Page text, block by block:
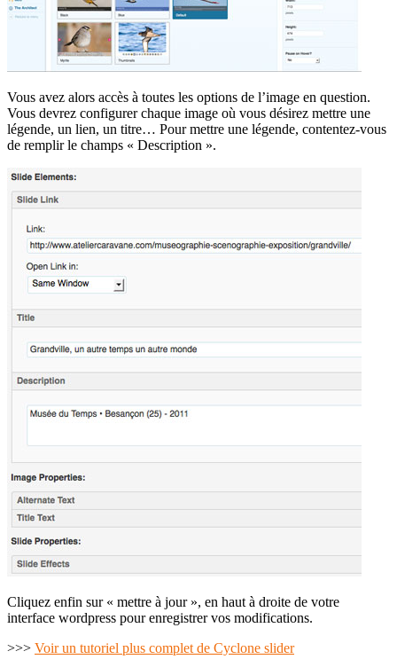
Vous avez alors accès à toutes les options de l’image en question.
Vous devrez configurer chaque image où vous désirez mettre une
légende, un lien, un titre… Pour mettre une légende, contentez-vous
de remplir le champs « Description ».
Cliquez enfin sur « mettre à jour », en haut à droite de votre
interface wordpress pour enregistrer vos modifications.
>>> Voir un tutoriel plus complet de Cyclone slider